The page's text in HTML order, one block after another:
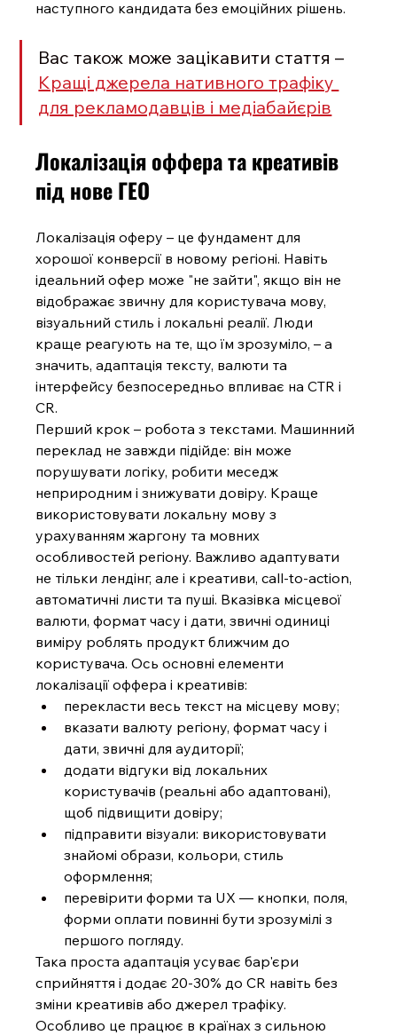
наступного кандидата без емоційних рішень.
Вас також може зацікавити стаття –
Кращі джерела нативного трафіку
для рекламодавців і медіабайєрів
Локалізація оффера та креативів
під нове ГЕО
Локалізація оферу – це фундамент для
хорошої конверсії в новому регіоні. Навіть
ідеальний офер може "не зайти", якщо він не
відображає звичну для користувача мову,
візуальний стиль і локальні реалії. Люди
краще реагують на те, що їм зрозуміло, – а
значить, адаптація тексту, валюти та
інтерфейсу безпосередньо впливає на CTR і
CR.
Перший крок – робота з текстами. Машинний
переклад не завжди підійде: він може
порушувати логіку, робити меседж
неприродним і знижувати довіру. Краще
використовувати локальну мову з
урахуванням жаргону та мовних
особливостей регіону. Важливо адаптувати
не тільки лендінг, але і креативи, call-to-action,
автоматичні листи та пуші. Вказівка місцевої
валюти, формат часу і дати, звичні одиниці
виміру роблять продукт ближчим до
користувача. Ось основні елементи
локалізації оффера і креативів:
перекласти весь текст на місцеву мову;
вказати валюту регіону, формат часу і
дати, звичні для аудиторії;
додати відгуки від локальних
користувачів (реальні або адаптовані),
щоб підвищити довіру;
підправити візуали: використовувати
знайомі образи, кольори, стиль
оформлення;
перевірити форми та UX — кнопки, поля,
форми оплати повинні бути зрозумілі з
першого погляду.
Така проста адаптація усуває бар'єри
сприйняття і додає 20-30% до CR навіть без
зміни креативів або джерел трафіку.
Особливо це працює в країнах з сильною